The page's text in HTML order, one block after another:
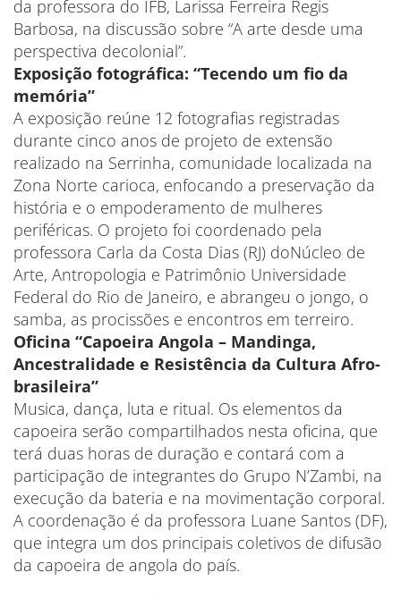
da professora do IFB, Larissa Ferreira Regis
Barbosa, na discussão sobre “A arte desde uma
perspectiva decolonial”.
Exposição fotográfica: “Tecendo um fio da
memória”
A exposição reúne 12 fotografias registradas
durante cinco anos de projeto de extensão
realizado na Serrinha, comunidade localizada na
Zona Norte carioca, enfocando a preservação da
história e o empoderamento de mulheres
periféricas. O projeto foi coordenado pela
professora Carla da Costa Dias (RJ) doNúcleo de
Arte, Antropologia e Patrimônio Universidade
Federal do Rio de Janeiro, e abrangeu o jongo, o
samba, as procissões e encontros em terreiro.
Oficina “Capoeira Angola – Mandinga,
Ancestralidade e Resistência da Cultura Afro-
brasileira”
Musica, dança, luta e ritual. Os elementos da
capoeira serão compartilhados nesta oficina, que
terá duas horas de duração e contará com a
participação de integrantes do Grupo N’Zambi, na
execução da bateria e na movimentação corporal.
A coordenação é da professora Luane Santos (DF),
que integra um dos principais coletivos de difusão
da capoeira de angola do país.